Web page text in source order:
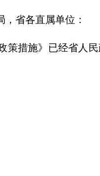
省各直属单位：
策措施》已经省人
民
年5